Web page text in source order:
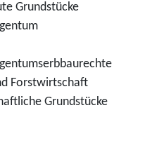
Grundstücke
Forstwirtschaft
Grundstücke